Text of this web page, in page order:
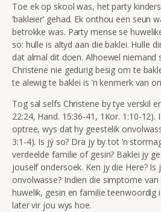
Toe ek op skool was, het party
‘bakleier’ gehad. Ek onthou een seun
betrokke was. Party mense se
so: hulle is altyd aan die baklei. Hulle
dat almal dit doen. Alhoewel niemand
Christene nie gedurig besig om te
te alewig te baklei is ’n kenmerk van
Tog sal selfs Christene by tye verskil
22:24, Hand. 15:36-41, 1Kor. 1:10-
optree, wys dat hy geestelik
3:1-4). Is jý so? Dra jy by tot ’n
verdeelde familie of gesin? Baklei jy
jouself ondersoek. Ken jy die Here? Is
onvolwasse? Indien die simptome
huwelik, gesin en familie teenwoordig
later vir jou wys hoe.